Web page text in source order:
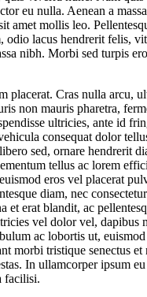
eu nulla. Aenean a
amet mollis leo.
odio lacus hendrerit felis,
nibh. Morbi sed turpis
placerat. Cras nulla arcu,
non mauris pharetra,
ultricies, ante id
consequat dolor
sed, ornare hendrerit
tellus ac lorem
eros vel placerat
diam, nec
et erat blandit, ac
vel dolor vel, dapibus
ac lobortis ut,
morbi tristique senectus et
In ullamcorper ipsum
facilisi.